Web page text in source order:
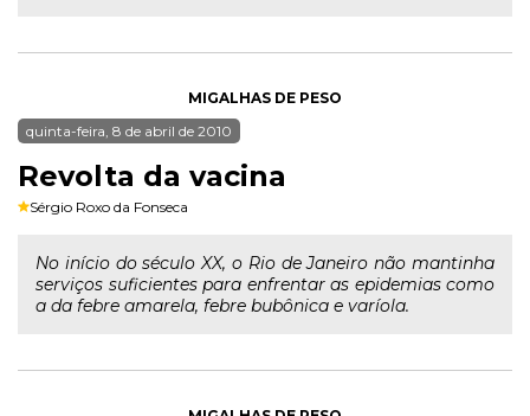
MIGALHAS DE PESO
quinta-feira, 8 de abril de 2010
Revolta da vacina
Sérgio Roxo da Fonseca
No início do século XX, o Rio de Janeiro não mantinha
serviços suficientes para enfrentar as epidemias como
a da febre amarela, febre bubônica e varíola.